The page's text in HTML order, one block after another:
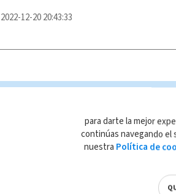
2022-12-20 20:43:33
o parcial del contenido de esta página,
y un delito de conformidad con las leyes
para darte la mejor
continúas navegando
nuestra Política de